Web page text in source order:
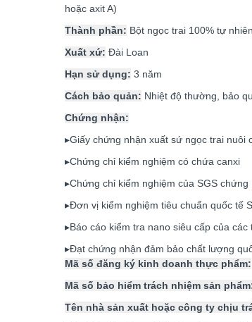
hoặc axit A)
Thành phần: Bột ngọc trai 100% tự
Xuất xứ: Đài Loan
Hạn sử dụng: 3 năm
Cách bảo quản: Nhiệt độ thường, bảo
Chứng nhận:
▸Giấy chứng nhận xuất sứ ngọc trai nuôi
▸Chứng chỉ kiểm nghiệm có chứa canxi
▸Chứng chỉ kiểm nghiệm của SGS
▸Đơn vị kiểm nghiệm tiêu chuẩn quốc tế
▸Báo cáo kiểm tra nano siêu cấp của các
▸Đạt chứng nhận đảm bảo chất lượng
Mã số đăng ký kinh doanh thực phẩm:
Mã số bảo hiểm trách nhiệm sản
Tên nhà sản xuất hoặc công ty chịu